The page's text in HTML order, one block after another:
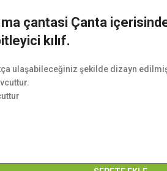
çantasi Çanta içerisinde
kılıf.
ulaşabileceğiniz şekilde dizayn